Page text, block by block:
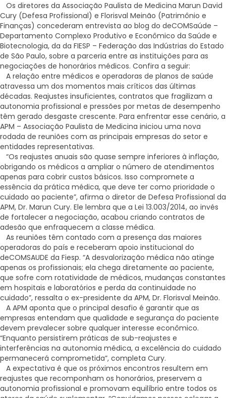
Os diretores da Associação Paulista de Medicina Marun David
Cury (Defesa Profissional) e Florisval Meinão (Patrimônio e
Finanças) concederam entrevista ao blog do deCOMSaúde –
Departamento Complexo Produtivo e Econômico da Saúde e
Biotecnologia, da da FIESP – Federação das Indústrias do Estado
de São Paulo, sobre a parceria entre as instituições para as
negociações de honorários médicos. Confira a seguir:
A relação entre médicos e operadoras de planos de saúde
atravessa um dos momentos mais críticos das últimas
décadas. Reajustes insuficientes, contratos que fragilizam a
autonomia profissional e pressões por metas de desempenho
têm gerado desgaste crescente. Para enfrentar esse cenário, a
APM – Associação Paulista de Medicina iniciou uma nova
rodada de reuniões com as principais empresas do setor e
entidades representativas.
“Os reajustes anuais são quase sempre inferiores à inflação,
obrigando os médicos a ampliar o número de atendimentos
apenas para cobrir custos básicos. Isso compromete a
essência da prática médica, que deve ter como prioridade o
cuidado ao paciente”, afirma o diretor de Defesa Profissional da
APM, Dr. Marun Cury. Ele lembra que a Lei 13.003/2014, ao invés
de fortalecer a negociação, acabou criando contratos de
adesão que enfraquecem a classe médica.
As reuniões têm contado com a presença das maiores
operadoras do país e receberam apoio institucional do
deCOMSAUDE da Fiesp. “A desvalorização médica não atinge
apenas os profissionais; ela chega diretamente ao paciente,
que sofre com rotatividade de médicos, mudanças constantes
em hospitais e laboratórios e perda da continuidade no
cuidado”, ressalta o ex-presidente da APM, Dr. Florisval Meinão.
A APM aponta que o principal desafio é garantir que as
empresas entendam que qualidade e segurança do paciente
devem prevalecer sobre qualquer interesse econômico.
“Enquanto persistirem práticas de sub-reajustes e
interferências na autonomia médica, a excelência do cuidado
permanecerá comprometida”, completa Cury.
A expectativa é que os próximos encontros resultem em
reajustes que recomponham os honorários, preservem a
autonomia profissional e promovam equilíbrio entre todos os